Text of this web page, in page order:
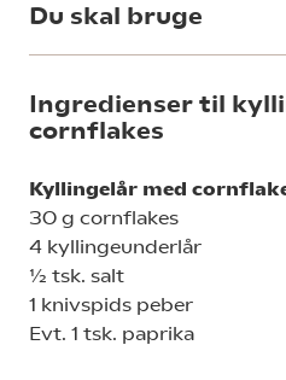
Du skal bruge
Ingredienser til
cornflakes
Kyllingelår med
30 g cornflakes
4 kyllingeunderlår
½ tsk. salt
1 knivspids peber
Evt. 1 tsk. paprika